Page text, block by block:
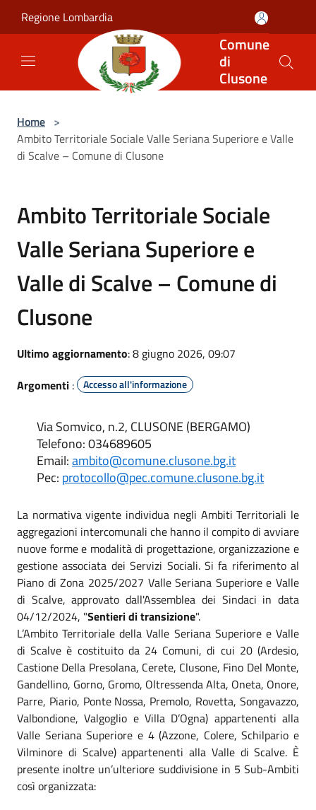
Regione Lombardia
Comune
di
Clusone
Home >
Ambito Territoriale Sociale Valle Seriana Superiore e Valle
di Scalve – Comune di Clusone
Ambito Territoriale Sociale
Valle Seriana Superiore e
Valle di Scalve – Comune di
Clusone
Ultimo aggiornamento: 8 giugno 2026, 09:07
Argomenti : Accesso all'informazione
Via Somvico, n.2, CLUSONE (BERGAMO)
Telefono: 034689605
Email:ambito@comune.clusone.bg.it
Pec: protocollo@pec.comune.clusone.bg.it
La normativa vigente individua negli Ambiti Territoriali le
aggregazioni intercomunali che hanno il compito di avviare
nuove forme e modalità di progettazione, organizzazione e
gestione associata dei Servizi Sociali. Si fa riferimento al
Piano di Zona 2025/2027 Valle Seriana Superiore e Valle
di Scalve, approvato dall'Assemblea dei Sindaci in data
04/12/2024, "Sentieri di transizione".
L’Ambito Territoriale della Valle Seriana Superiore e Valle
di Scalve è costituito da 24 Comuni, di cui 20 (Ardesio,
Castione Della Presolana, Cerete, Clusone, Fino Del Monte,
Gandellino, Gorno, Gromo, Oltressenda Alta, Oneta, Onore,
Parre, Piario, Ponte Nossa, Premolo, Rovetta, Songavazzo,
Valbondione, Valgoglio e Villa D’Ogna) appartenenti alla
Valle Seriana Superiore e 4 (Azzone, Colere, Schilpario e
Vilminore di Scalve) appartenenti alla Valle di Scalve. È
presente inoltre un’ulteriore suddivisione in 5 Sub-Ambiti
così organizzata: